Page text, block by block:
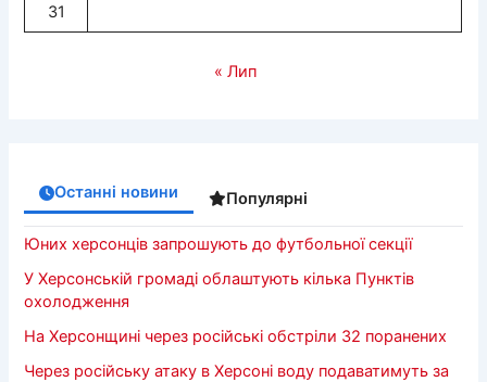
31
« Лип
Останні новини Популярні
Юних херсонців запрошують до футбольної секції
У Херсонській громаді облаштують кілька Пунктів
охолодження
На Херсонщині через російські обстріли 32 поранених
Через російську атаку в Херсоні воду подаватимуть за